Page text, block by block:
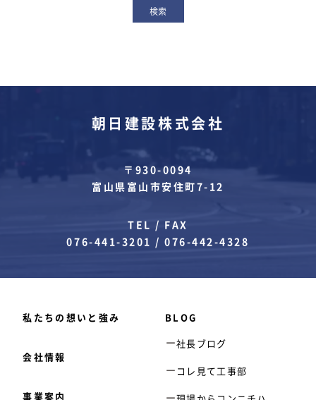
朝日建設株式会社
〒930-0094
富山県富山市安住町7-12
TEL / FAX
076-441-3201 /076-442-4328
私たちの想いと強み
会社情報
事業案内
BLOG
社長ブログ
コレ見て工事部